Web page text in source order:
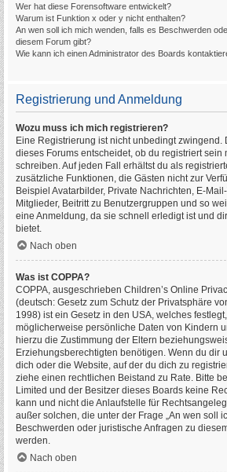
Wer hat diese Forensoftware entwickelt?
Warum ist Funktion x oder y nicht enthalten?
An wen soll ich mich wenden, falls es Beschwerden
diesem Forum gibt?
Wie kann ich einen Administrator des Boards
Registrierung und Anmeldung
Wozu muss ich mich registrieren?
Eine Registrierung ist nicht unbedingt zwingend.
dieses Forums entscheidet, ob du registriert sein
schreiben. Auf jeden Fall erhältst du als
zusätzliche Funktionen, die Gästen nicht zur
Beispiel Avatarbilder, Private Nachrichten, E-
Mitglieder, Beitritt zu Benutzergruppen und so
eine Anmeldung, da sie schnell erledigt ist und
bietet.
Nach oben
Was ist COPPA?
COPPA, ausgeschrieben Children’s Online
(deutsch: Gesetz zum Schutz der Privatsphäre
1998) ist ein Gesetz in den USA, welches
möglicherweise persönliche Daten von Kindern
hierzu die Zustimmung der Eltern
Erziehungsberechtigten benötigen. Wenn du dir
dich oder die Website, auf der du dich zu
ziehe einen rechtlichen Beistand zu Rate. Bitte
Limited und der Besitzer dieses Boards keine
kann und nicht die Anlaufstelle für
außer solchen, die unter der Frage „An wen soll
Beschwerden oder juristische Anfragen zu
werden.
Nach oben